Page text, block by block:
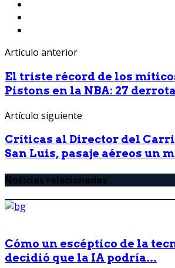
Artículo anterior
El triste récord de los
Pistons en la NBA: 27
Artículo siguiente
Críticas al Director del
San Luis, pasaje aéreos un
Noticias relacionadas
Cómo un escéptico de la
decidió que la IA podría...